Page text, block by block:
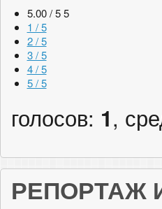
5.00 / 5 5
1 / 5
2 / 5
3 / 5
4 / 5
5 / 5
голосов: 1,
РЕПОРТАЖ